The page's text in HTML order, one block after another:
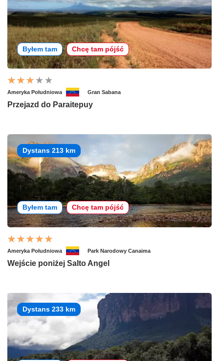
Byłem tam Chcę tam pójść
Ameryka Południowa Gran Sabana
Przejazd do Paraitepuy
Dystans 213 km
Byłem tam Chcę tam pójść
Ameryka Południowa Park Narodowy Canaima
Wejście poniżej Salto Angel
Dystans 233 km